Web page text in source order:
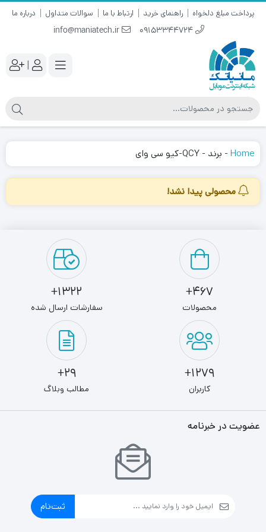
پرداخت مبلغ دلخواه راهنمای خرید ارتباط با ما سوالات متداول درباره ما
09153344724
info@maniatech.ir
|
Home
- برند - QCY-کیو سی وای
محصولی پیدا نشد!
467+
محصولات
1322+
سفارشات ارسال شده
1279+
کاربران
29+
مطالب وبلاگ
عضویت در خبرنامه
ثبت‌نام